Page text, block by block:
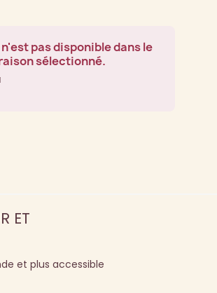
pas disponible dans le
sélectionné.
ET
et plus accessible